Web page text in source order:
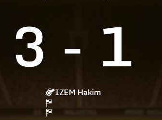
3 - 1
IZEM Hakim